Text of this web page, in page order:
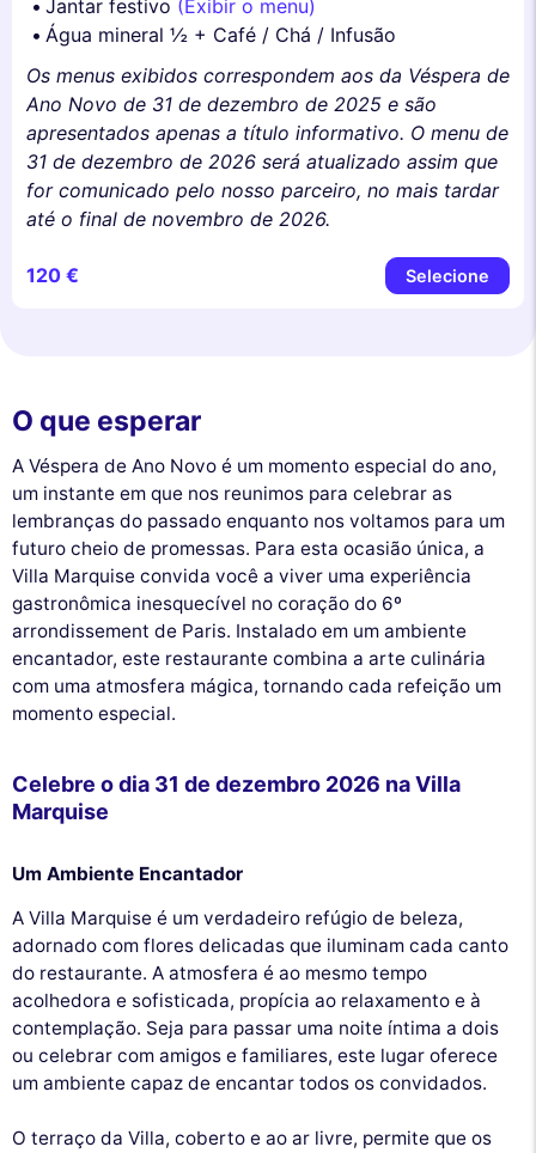
Jantar festivo (Exibir o menu)
Água mineral ½ + Café / Chá / Infusão
Os menus exibidos correspondem aos da Véspera de
Ano Novo de 31 de dezembro de 2025 e são
apresentados apenas a título informativo. O menu de
31 de dezembro de 2026 será atualizado assim que
for comunicado pelo nosso parceiro, no mais tardar
até o final de novembro de 2026.
120 € Selecione
O que esperar
A Véspera de Ano Novo é um momento especial do ano,
um instante em que nos reunimos para celebrar as
lembranças do passado enquanto nos voltamos para um
futuro cheio de promessas. Para esta ocasião única, a
Villa Marquise convida você a viver uma experiência
gastronômica inesquecível no coração do 6º
arrondissement de Paris. Instalado em um ambiente
encantador, este restaurante combina a arte culinária
com uma atmosfera mágica, tornando cada refeição um
momento especial.
Celebre o dia 31 de dezembro 2026 na Villa
Marquise
Um Ambiente Encantador
A Villa Marquise é um verdadeiro refúgio de beleza,
adornado com flores delicadas que iluminam cada canto
do restaurante. A atmosfera é ao mesmo tempo
acolhedora e sofisticada, propícia ao relaxamento e à
contemplação. Seja para passar uma noite íntima a dois
ou celebrar com amigos e familiares, este lugar oferece
um ambiente capaz de encantar todos os convidados.
O terraço da Villa, coberto e ao ar livre, permite que os